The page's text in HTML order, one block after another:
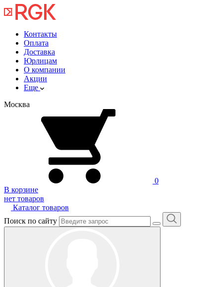
Контакты
Оплата
Доставка
Юрлицам
О компании
Акции
Еще
Москва
0
В корзине
нет товаров
Каталог товаров
Поиск по сайту